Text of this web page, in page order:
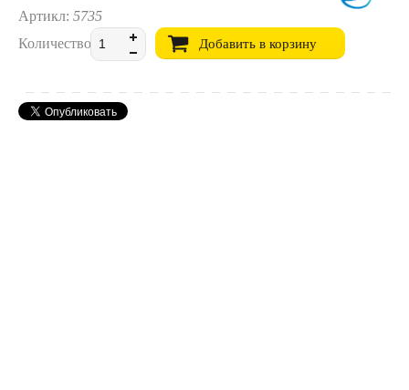
Артикл: 5735
Количество:
Добавить в корзину